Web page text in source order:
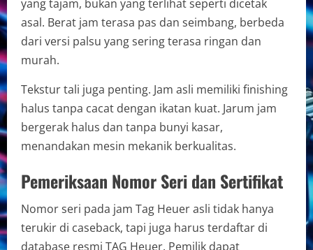
yang tajam, bukan yang terlihat seperti dicetak
asal. Berat jam terasa pas dan seimbang, berbeda
dari versi palsu yang sering terasa ringan dan
murah.
Tekstur tali juga penting. Jam asli memiliki finishing
halus tanpa cacat dengan ikatan kuat. Jarum jam
bergerak halus dan tanpa bunyi kasar,
menandakan mesin mekanik berkualitas.
Pemeriksaan Nomor Seri dan Sertifikat
Nomor seri pada jam Tag Heuer asli tidak hanya
terukir di caseback, tapi juga harus terdaftar di
database resmi TAG Heuer. Pemilik dapat